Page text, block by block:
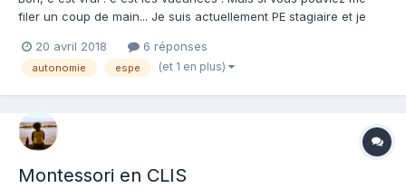
filer un coup de main... Je suis actuellement PE stagiaire et je
mettre en place avec les élèves. Un tout petit peu de votre
temps (3 à 4 minutes devraient suffire) pour répon...
20 avril 2018 6 réponses
autonomie espe (et 1 en plus)
Montessori en CLIS